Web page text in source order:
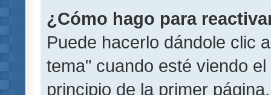
¿Cómo hago para
Puede hacerlo dándole clic
tema" cuando esté viendo
principio de la primer